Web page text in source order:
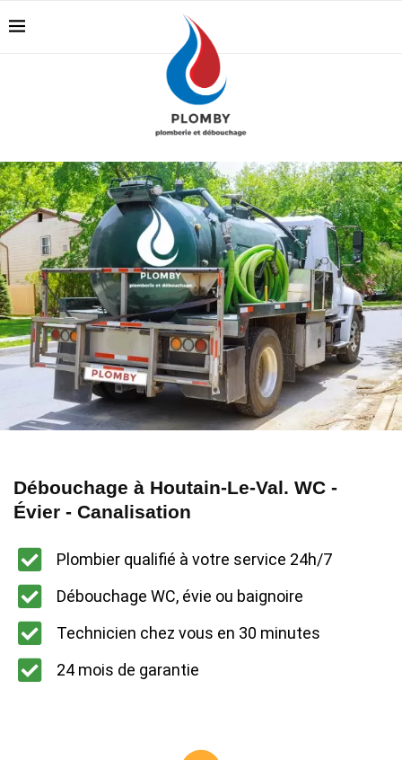
Débouchage à Houtain-Le-Val. WC -
Évier - Canalisation
Plombier qualifié à votre service 24h/7
Débouchage WC, évie ou baignoire
Technicien chez vous en 30 minutes
24 mois de garantie